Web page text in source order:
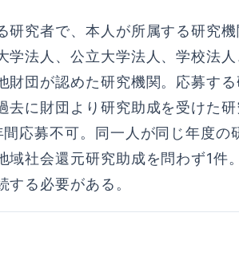
研究者で、本人が所属する研究
学法人、公立大学法人、学校法
財団が認めた研究機関。応募す
去に財団より研究助成を受けた
応募不可。同一人が同じ年度の
域社会還元研究助成を問わず1件
る必要がある。